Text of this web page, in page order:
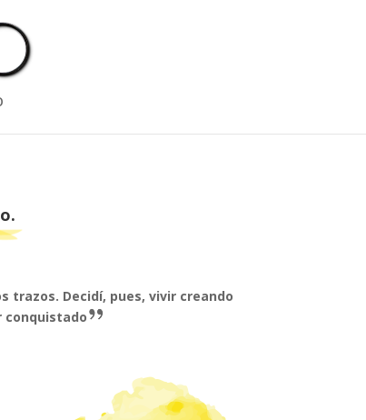
trazos. Decidí, pues, vivir creando
conquistado